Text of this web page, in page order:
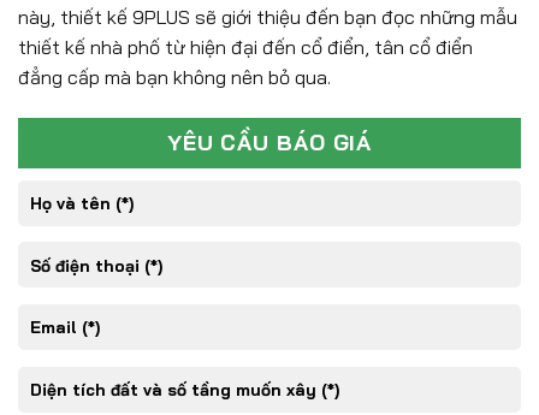
này, thiết kế 9PLUS sẽ giới thiệu đến bạn đọc những mẫu
thiết kế nhà phố từ hiện đại đến cổ điển, tân cổ điển
đẳng cấp mà bạn không nên bỏ qua.
YÊU CẦU BÁO GIÁ